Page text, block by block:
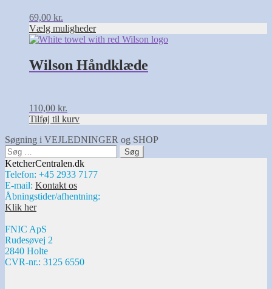
69,00 kr.
Vælg muligheder
kan
vælges
på
varesiden
Wilson Håndklæde
110,00 kr.
Tilføj til kurv
Søgning i VEJLEDNINGER og SHOP
Søg
efter:
KetcherCentralen.dk
Telefon: +45 2933 7177
E-mail: Kontakt os
Åbningstider/afhentning:
Klik her
FNIC ApS
Rudesøvej 2
2840 Holte
CVR-nr.: 3125 6550